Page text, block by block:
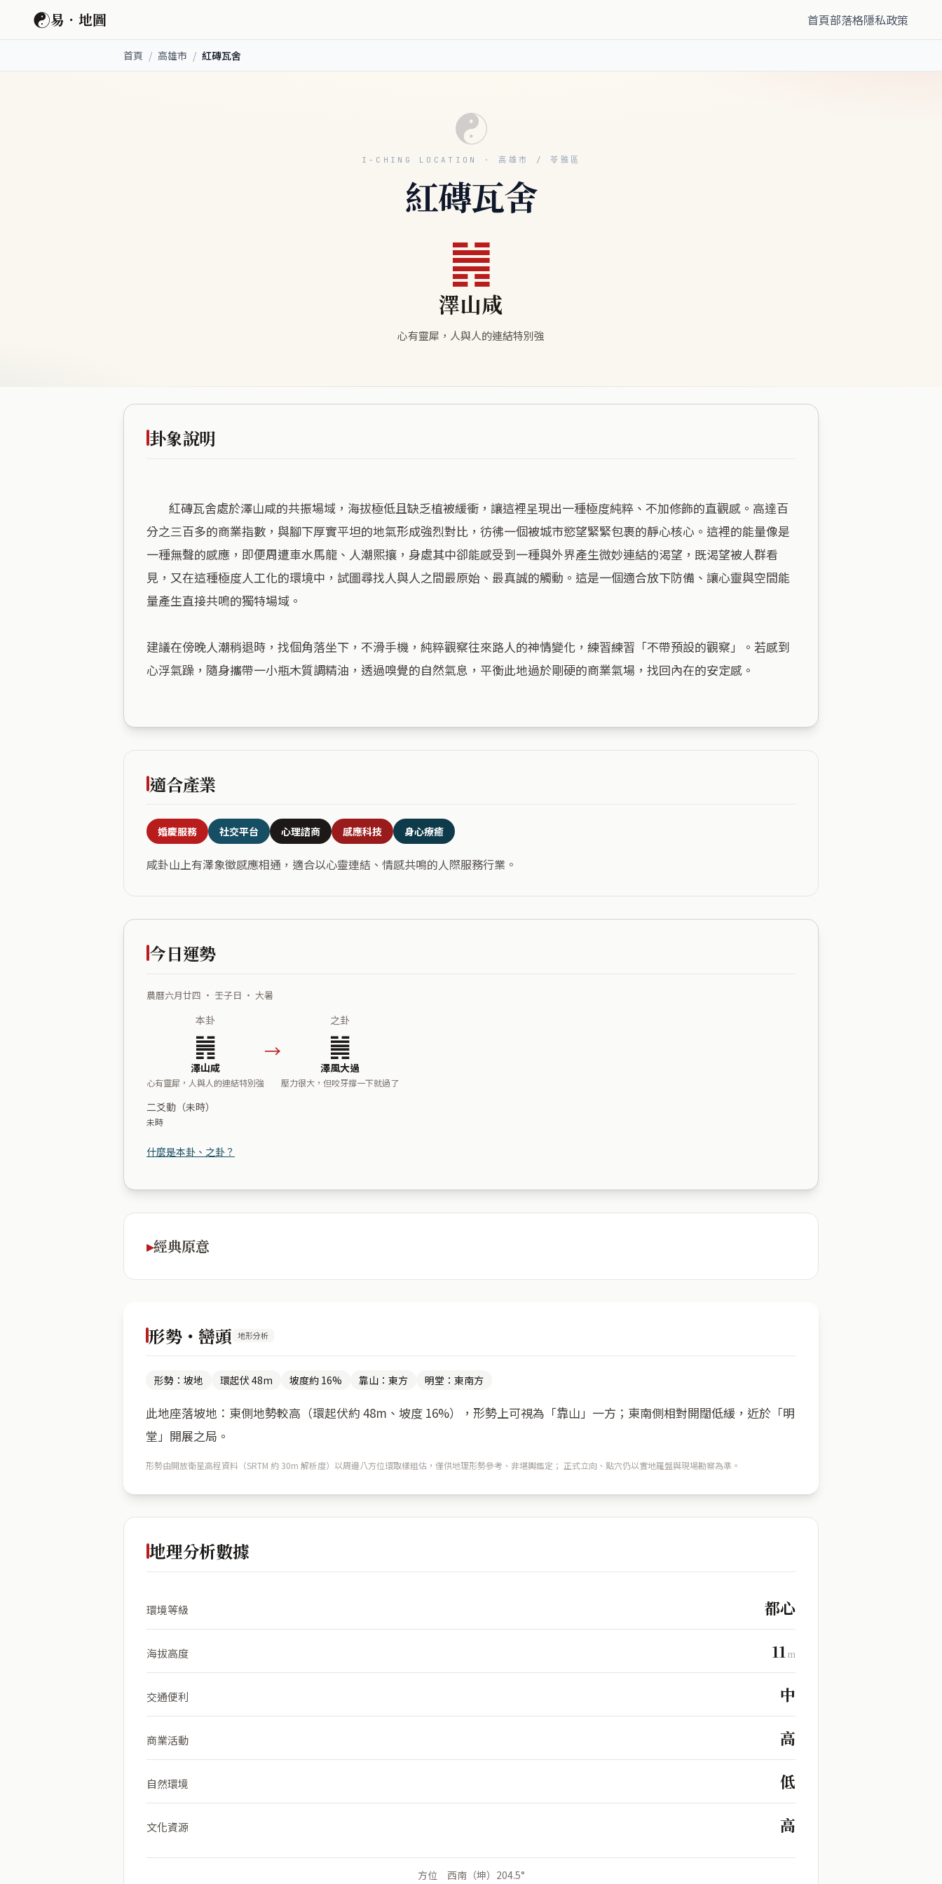
☯易．地圖 首頁部落格隱私政策
首頁 / 高雄市 / 紅磚瓦舍
☯
I-CHING LOCATION · 高雄市 / 苓雅區
紅磚瓦舍
䷞
澤山咸
心有靈犀，人與人的連結特別強
卦象說明
分之三百多的商業指數，與腳下厚實平坦的地氣形成強烈對比，彷彿一個被城市慾望緊緊包裹的靜心核心。這裡的能量像是
一種無聲的感應，即便周遭車水馬龍、人潮熙攘，身處其中卻能感受到一種與外界產生微妙連結的渴望，既渴望被人群看
見，又在這種極度人工化的環境中，試圖尋找人與人之間最原始、最真誠的觸動。這是一個適合放下防備、讓心靈與空間能
量產生直接共鳴的獨特場域。
建議在傍晚人潮稍退時，找個角落坐下，不滑手機，純粹觀察往來路人的神情變化，練習練習「不帶預設的觀察」。若感到
心浮氣躁，隨身攜帶一小瓶木質調精油，透過嗅覺的自然氣息，平衡此地過於剛硬的商業氣場，找回內在的安定感。
適合產業
婚慶服務 社交平台 心理諮商 感應科技 身心療癒
咸卦山上有澤象徵感應相通，適合以心靈連結、情感共鳴的人際服務行業。
今日運勢
農曆六月廿四 ・ 壬子日 ・ 大暑
本卦
䷞
澤山咸
心有靈犀，人與人的連結特別強
→
之卦
䷛
澤風大過
壓力很大，但咬牙撐一下就過了
二爻動（未時）
未時
什麼是本卦、之卦？
經典原意
形勢・巒頭 地形分析
形勢：坡地 環起伏 48m 坡度約 16% 靠山：東方 明堂：東南方
此地座落坡地：東側地勢較高（環起伏約 48m、坡度 16%），形勢上可視為「靠山」一方；東南側相對開闊低緩，近於「明
堂」開展之局。
形勢由開放衛星高程資料（SRTM 約 30m 解析度）以周邊八方位環取樣粗估，僅供地理形勢參考、非堪輿鑑定； 正式立向、點穴仍以實地羅盤與現場勘察為準。
地理分析數據
環境等級 都心
海拔高度 11 m
交通便利 中
商業活動 高
自然環境 低
文化資源 高
方位 西南（坤）204.5°